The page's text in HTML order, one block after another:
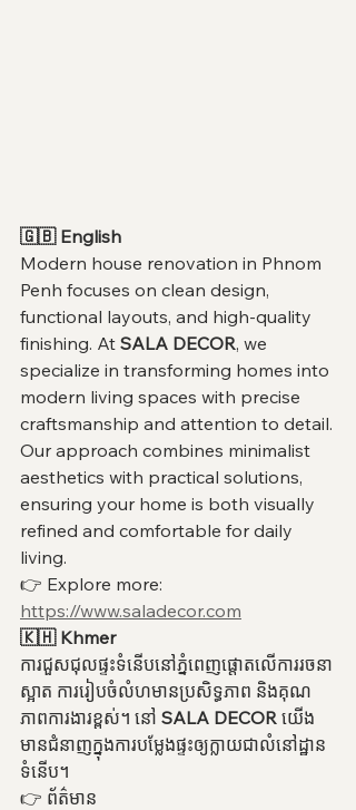
🇬🇧 English
Modern house renovation in Phnom
Penh focuses on clean design,
functional layouts, and high-quality
finishing. At SALA DECOR, we
specialize in transforming homes into
modern living spaces with precise
craftsmanship and attention to detail.
Our approach combines minimalist
aesthetics with practical solutions,
ensuring your home is both visually
refined and comfortable for daily
living.
👉 Explore more:
https://www.saladecor.com
🇰🇭 Khmer
ការជួសជុលផ្ទះទំនើបនៅភ្នំពេញផ្តោតលើការរចនា
ស្អាត ការរៀបចំលំហមានប្រសិទ្ធភាព និងគុណ
ភាពការងារខ្ពស់។ នៅ SALA DECOR យើង
មានជំនាញក្នុងការបម្លែងផ្ទះឲ្យក្លាយជាលំនៅដ្ឋាន
ទំនើប។
👉 ព័ត៌មាន